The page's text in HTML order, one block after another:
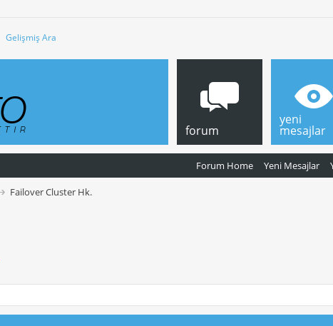
Gelişmiş Ara
forum
Forum Home Yeni Mesajlar
yeni
mesajlar
Failover Cluster Hk.